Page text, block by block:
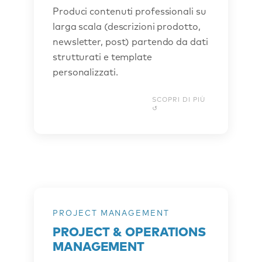
Produci contenuti professionali su
larga scala (descrizioni prodotto,
newsletter, post) partendo da dati
strutturati e template
personalizzati.
SCOPRI DI PIÙ
pubblicazione o alla revisione finale. I
contenuti vengono prodotti a partire da
informazioni strutturate e possono
essere esportati direttamente qualsiasi
formato. Dalla generazione di
creazione di newsletter periodiche, il
processo resta sempre in pieno
PROJECT MANAGEMENT
PROJECT & OPERATIONS
MANAGEMENT
COSA FACCIAMO
Automatizziamo le operazioni
quotidiane dei team di project